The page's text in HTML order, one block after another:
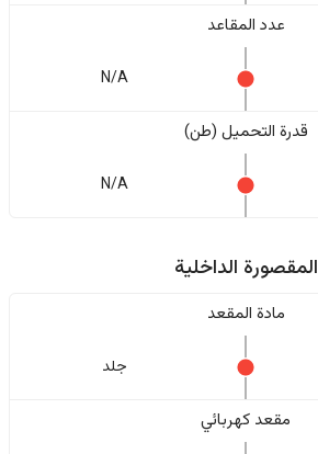
عدد المقاعد
N/A
قدرة التحميل (طن)
N/A
المقصورة الداخلية
مادة المقعد
جلد
مقعد كهربائي